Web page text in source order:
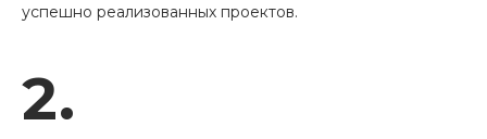
успешно реализованных проектов.
2.